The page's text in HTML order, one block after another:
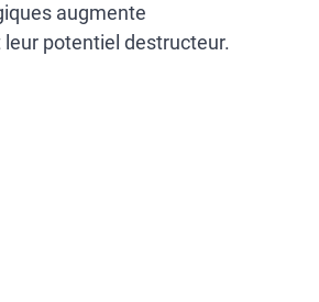
augmente
potentiel destructeur.